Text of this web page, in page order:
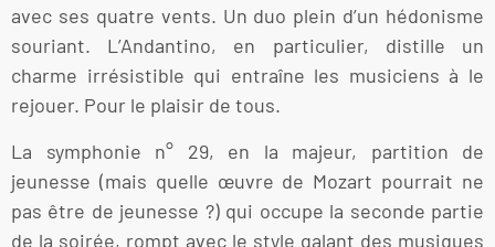
avec ses quatre vents. Un duo plein d’un hédonisme
souriant. L’Andantino, en particulier, distille un
charme irrésistible qui entraîne les musiciens à le
rejouer. Pour le plaisir de tous.
La symphonie n° 29, en la majeur, partition de
jeunesse (mais quelle œuvre de Mozart pourrait ne
pas être de jeunesse ?) qui occupe la seconde partie
de la soirée, rompt avec le style galant des musiques